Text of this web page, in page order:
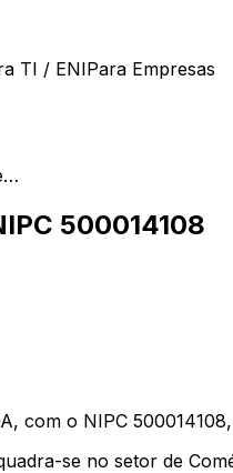
TI / ENIPara Empresas
500014108
com o NIPC
se no setor de